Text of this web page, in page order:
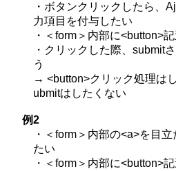
・ボタンクリックしたら、
力項目を付与したい
・＜form＞内部に<button>
・クリックした際、submit
う
→ <button>クリック処理は
ubmitはしたくない
例2
・＜form＞内部の<a>を目
たい
・＜form＞内部に<button>